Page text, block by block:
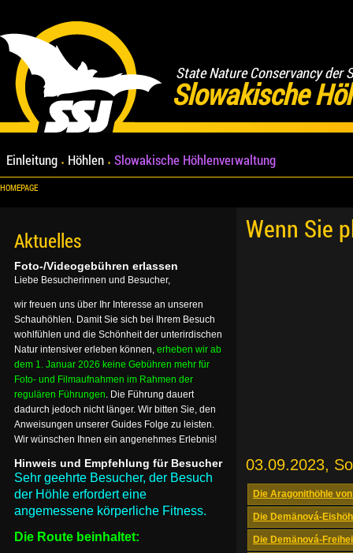
State Nature Conservancy der
Slowakische
Einleitung Höhlen Slowakische Höhlenverwaltung
HOMEPAGE
Wenn Sie
03.09.2023,
Die Aragonithöhle
Die Demänová-
Die Demänová-
Aktuelles
Foto-/Videogebühren erlassen
Liebe Besucherinnen und Besucher,
wir freuen uns über Ihr Interesse an unseren
Schauhöhlen. Damit Sie sich bei Ihrem Besuch
wohlfühlen und die Schönheit der unterirdischen
Natur intensiver erleben können, erheben wir ab
dem 1. Januar 2026 keine Gebühren mehr für
Foto- und Filmaufnahmen im Rahmen der
regulären Führungen. Die Führung dauert
dadurch jedoch nicht länger. Wir bitten Sie, den
Anweisungen unserer Guides Folge zu leisten.
Wir wünschen Ihnen ein angenehmes Erlebnis!
Hinweis und Empfehlung für Besucher
Sehr geehrte Besucher, der Besuch
der Höhle erfordert eine
angemessene körperliche Fitness.
Die Route beinhaltet: